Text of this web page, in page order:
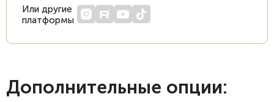
Или другие
платформы
Дополнительные опции: